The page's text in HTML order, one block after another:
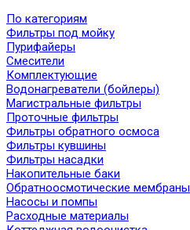
По категориям
Фильтры под мойку
Пурифайеры
Смесители
Комплектующие
Водонагреватели (бойлеры)
Магистральные фильтры
Проточные фильтры
Фильтры обратного осмоса
Фильтры кувшины
Фильтры насадки
Накопительные баки
Обратноосмотические мембраны
Насосы и помпы
Расходные материалы